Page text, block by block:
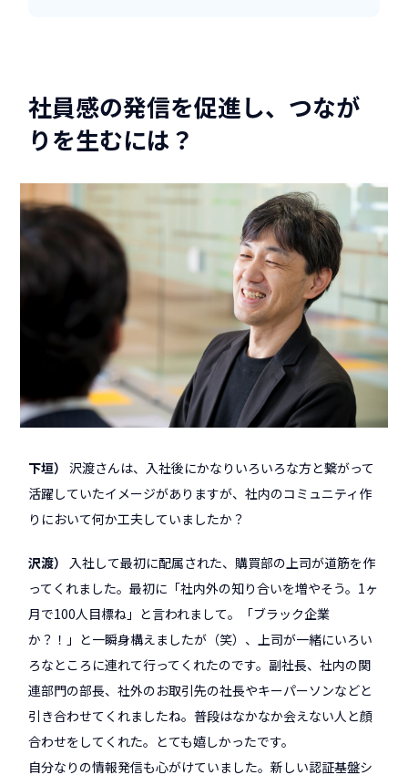
社員感の発信を促進し、つなが
りを生むには？
下垣
沢渡さんは、入社後にかなりいろいろな方と繋がって
活躍していたイメージがありますが、社内のコミュニティ作
りにおいて何か工夫していましたか？
沢渡
入社して最初に配属された、購買部の上司が道筋を作
ってくれました。最初に「社内外の知り合いを増やそう。1ヶ
月で100人目標ね」と言われまして。「ブラック企業
か？！」と一瞬身構えましたが（笑）、上司が一緒にいろい
ろなところに連れて行ってくれたのです。副社長、社内の関
連部門の部長、社外のお取引先の社長やキーパーソンなどと
引き合わせてくれましたね。普段はなかなか会えない人と顔
合わせをしてくれた。とても嬉しかったです。
自分なりの情報発信も心がけていました。新しい認証基盤シ